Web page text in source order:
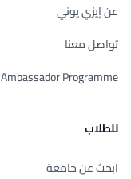
عن إيزي يوني
تواصل معنا
Ambassador Programme
للطلاب
ابحث عن جامعة